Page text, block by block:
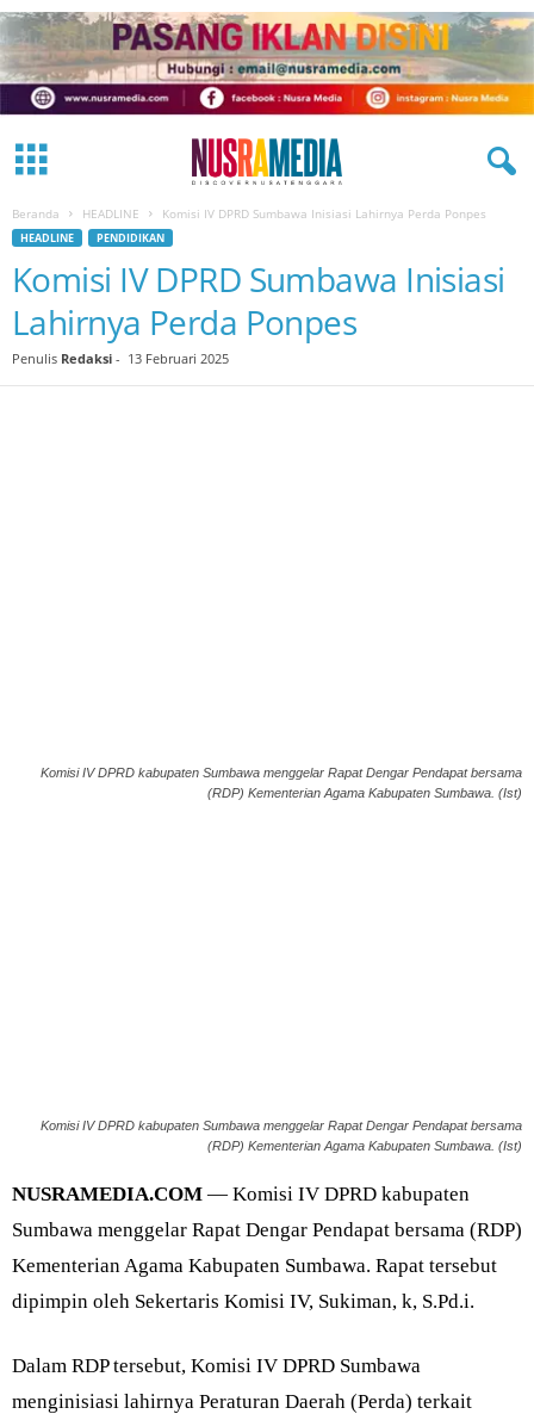
Beranda HEADLINE Komisi IV DPRD Sumbawa Inisiasi Lahirnya Perda Ponpes
HEADLINE PENDIDIKAN
Komisi IV DPRD Sumbawa Inisiasi
Lahirnya Perda Ponpes
Penulis Redaksi - 13 Februari 2025
Komisi IV DPRD kabupaten Sumbawa menggelar Rapat Dengar Pendapat bersama
(RDP) Kementerian Agama Kabupaten Sumbawa. (Ist)
Komisi IV DPRD kabupaten Sumbawa menggelar Rapat Dengar Pendapat bersama
(RDP) Kementerian Agama Kabupaten Sumbawa. (Ist)
NUSRAMEDIA.COM — Komisi IV DPRD kabupaten
Sumbawa menggelar Rapat Dengar Pendapat bersama (RDP)
Kementerian Agama Kabupaten Sumbawa. Rapat tersebut
dipimpin oleh Sekertaris Komisi IV, Sukiman, k, S.Pd.i.
Dalam RDP tersebut, Komisi IV DPRD Sumbawa
menginisiasi lahirnya Peraturan Daerah (Perda) terkait